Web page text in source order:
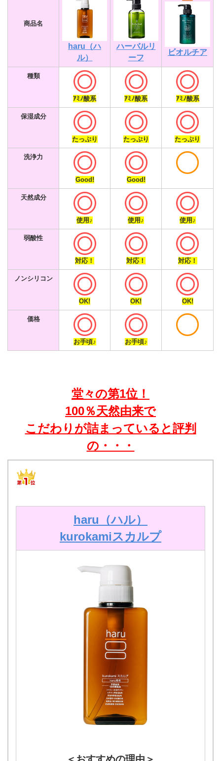
商品名
haru（ハ
ル）
ハーバルリ
ーフ
ビオルチア
種類
ｱﾐﾉ酸系 ｱﾐﾉ酸系 ｱﾐﾉ酸系
保湿成分
たっぷり たっぷり たっぷり
洗浄力
Good! Good!
天然成分
使用♪ 使用♪ 使用♪
弱酸性
対応！ 対応！ 対応！
ノンシリコン
OK! OK! OK!
価格
お手頃♪ お手頃♪
堂々の第1位！
100％天然由来で
こだわりが詰まっていると評判
の・・・
haru（ハル）
kurokamiスカルプ